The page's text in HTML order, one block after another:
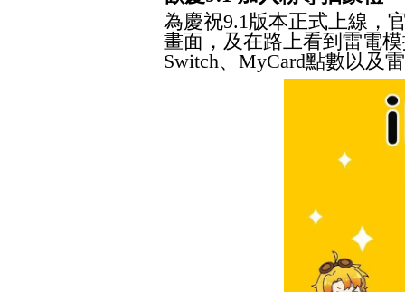
為慶祝9.1版本正式上線，
畫面，及在路上看到雷電
Switch、 MyCard點數以及